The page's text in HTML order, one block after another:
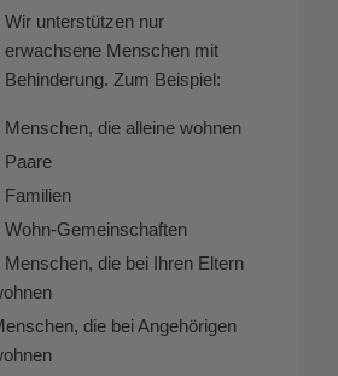
Wir unterstützen nur
erwachsene Menschen mit
Behinderung. Zum Beispiel:
Menschen, die alleine wohnen
Paare
Familien
Wohn-Gemeinschaften
Menschen, die bei Ihren Eltern
die bei Angehörigen